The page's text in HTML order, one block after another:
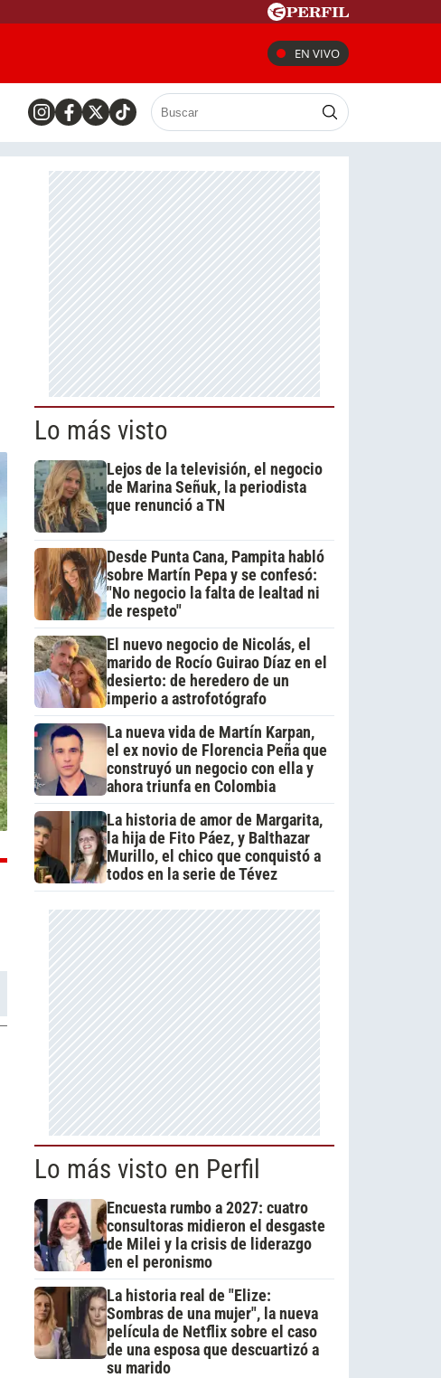
EN VIVO
Lo más visto
Lejos de la televisión, el negocio
de Marina Señuk, la periodista
que renunció a TN
Desde Punta Cana, Pampita habló
sobre Martín Pepa y se confesó:
"No negocio la falta de lealtad ni
de respeto"
El nuevo negocio de Nicolás, el
marido de Rocío Guirao Díaz en el
desierto: de heredero de un
imperio a astrofotógrafo
La nueva vida de Martín Karpan,
el ex novio de Florencia Peña que
construyó un negocio con ella y
ahora triunfa en Colombia
La historia de amor de Margarita,
la hija de Fito Páez, y Balthazar
Murillo, el chico que conquistó a
todos en la serie de Tévez
Lo más visto en Perfil
Encuesta rumbo a 2027: cuatro
consultoras midieron el desgaste
de Milei y la crisis de liderazgo
en el peronismo
La historia real de "Elize:
Sombras de una mujer", la nueva
película de Netflix sobre el caso
de una esposa que descuartizó a
su marido